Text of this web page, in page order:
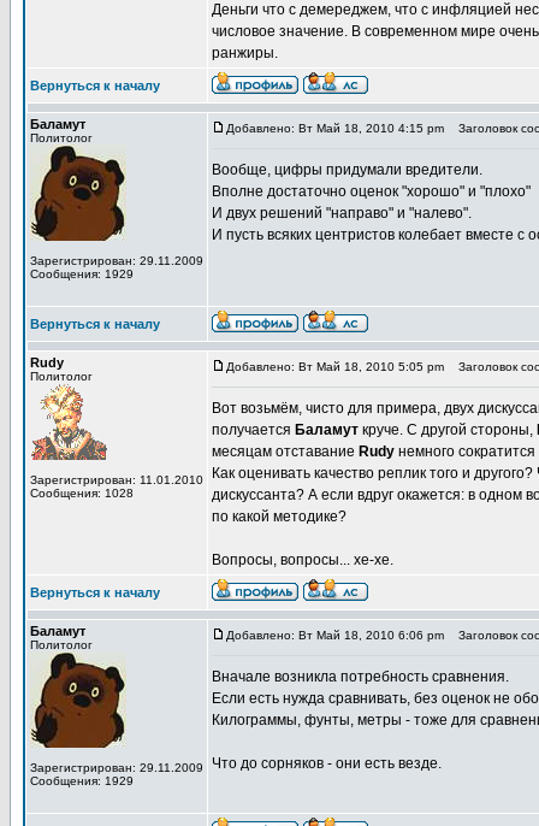
Деньги что с демереджем, что с инфляцией
числовое значение. В современном мире
ранжиры.
Вернуться к началу
Баламут
Политолог
Зарегистрирован: 29.11.2009
Сообщения: 1929
Добавлено: Вт Май 18, 2010 4:15 pm Заголовок
Вообще, цифры придумали вредители.
Вполне достаточно оценок "хорошо" и "плохо"
И двух решений "направо" и "налево".
И пусть всяких центристов колебает вместе с
Вернуться к началу
Rudy
Политолог
Зарегистрирован: 11.01.2010
Сообщения: 1028
Добавлено: Вт Май 18, 2010 5:05 pm Заголовок
Вот возьмём, чисто для примера, двух
получается Баламут круче. С другой стороны,
месяцам отставание Rudy немного
Как оценивать качество реплик того и
дискуссанта? А если вдруг окажется: в одном
по какой методике?
Вопросы, вопросы... хе-хе.
Вернуться к началу
Баламут
Политолог
Зарегистрирован: 29.11.2009
Сообщения: 1929
Добавлено: Вт Май 18, 2010 6:06 pm Заголовок
Вначале возникла потребность сравнения.
Если есть нужда сравнивать, без оценок не
Килограммы, фунты, метры - тоже для
Что до сорняков - они есть везде.